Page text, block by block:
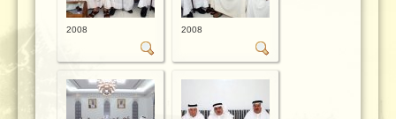
2008 2008